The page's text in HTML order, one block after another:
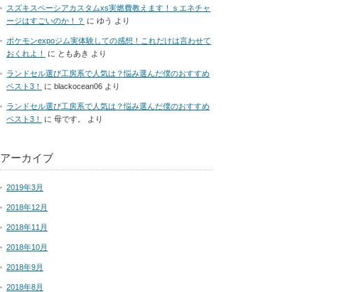
スズキスペーシアカスタムxs実燃費教えます！ｓエネチャ
ージはすごいのか！？ に ゆう より
ポケモンexpoジム実体験しての感想！これだけは言わせて
おくれよ！
に ともあき より
ランドセル選び工房系で人気は？悩み選んだ僕のおすすめ
ベスト3！
に blackocean06 より
ランドセル選び工房系で人気は？悩み選んだ僕のおすすめ
ベスト3！
に 母です。 より
アーカイブ
2019年3月
2018年12月
2018年11月
2018年10月
2018年9月
2018年8月